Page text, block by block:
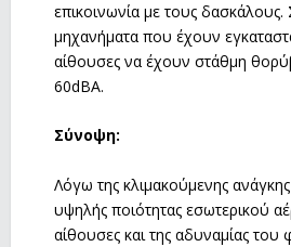
επικοινωνία με τους δασκάλους.
μηχανήματα που έχουν
αίθουσες να έχουν στάθμη
60dBA.
Σύνοψη:
Λόγω της κλιμακούμενης
υψηλής ποιότητας εσωτερικού
αίθουσες και της αδυναμίας